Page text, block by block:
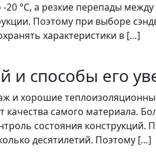
°C, а резкие перепады
Поэтому при выборе
характеристики в […]
и способы его
и хорошие
качества самого материала.
состояния
десятилетий. Поэтому […]